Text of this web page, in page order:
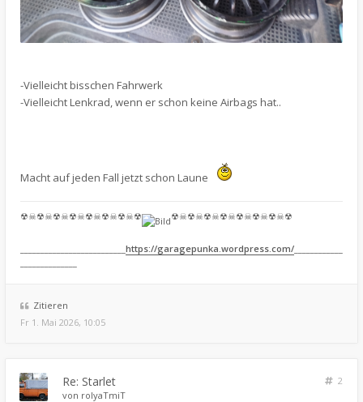
-Vielleicht bisschen Fahrwerk
-Vielleicht Lenkrad, wenn er schon keine Airbags hat..
Macht auf jeden Fall jetzt schon Laune
☢☠☢☠☢☠☢☠☢☠☢☠☢☠☢ ☢☠☢☠☢☠☢☠☢☠☢☠☢☠☢
https://garagepunka.wordpress.com/
Zitieren
Fr 1. Mai 2026, 10:05
Re: Starlet
2
von rolyaTmiT